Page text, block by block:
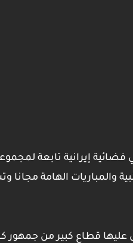
والمباريات الهامة
عليها قطاع كبير من